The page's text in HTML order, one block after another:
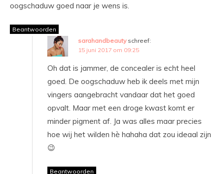
oogschaduw goed naar je wens is.
Beantwoorden
sarahandbeauty schreef:
15 juni 2017 om 09:25
Oh dat is jammer, de concealer is echt heel
goed. De oogschaduw heb ik deels met mijn
vingers aangebracht vandaar dat het goed
opvalt. Maar met een droge kwast komt er
minder pigment af. Ja was alles maar precies
hoe wij het wilden hè hahaha dat zou ideaal zijn
😉
Beantwoorden